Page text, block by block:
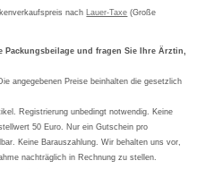
nach Lauer-Taxe (Große
Packungsbeilage und fragen Sie Ihre Ärztin,
angegebenen Preise beinhalten die gesetzlich
Registrierung unbedingt notwendig. Keine
50 Euro. Nur ein Gutschein pro
Keine Barauszahlung. Wir behalten uns vor,
nachträglich in Rechnung zu stellen.